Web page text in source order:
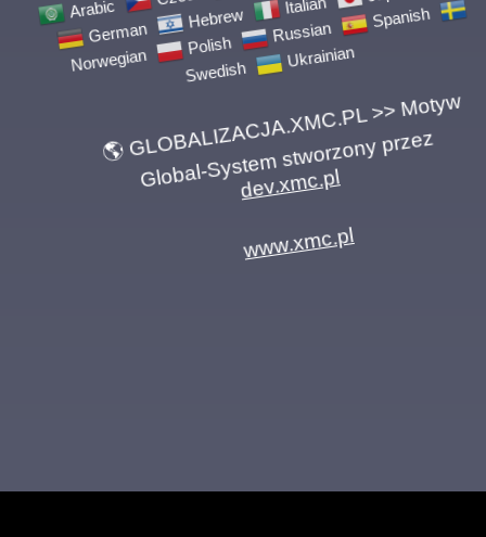
Hebrew Italian Japanese
Norwegian Polish Russian Spanish
Swedish Ukrainian
🌎 GLOBALIZACJA.XMC.PL >> Motyw
Global-System stworzony przez
dev.xmc.pl
www.xmc.pl